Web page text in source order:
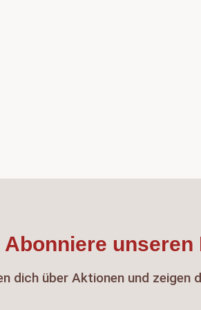
Abonniere unseren
dich über Aktionen und zeigen